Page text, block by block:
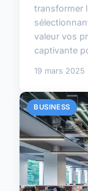
transformer
valeur vos
captivante
19 mars 2025
BUSINESS